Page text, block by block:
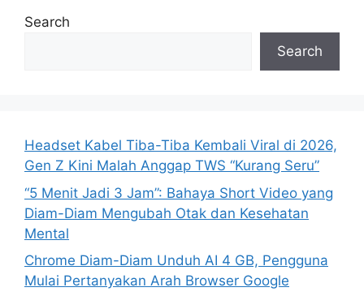
Search
Search
Headset Kabel Tiba-Tiba Kembali Viral di 2026,
Gen Z Kini Malah Anggap TWS “Kurang Seru”
“5 Menit Jadi 3 Jam”: Bahaya Short Video yang
Diam-Diam Mengubah Otak dan Kesehatan
Mental
Chrome Diam-Diam Unduh AI 4 GB, Pengguna
Mulai Pertanyakan Arah Browser Google